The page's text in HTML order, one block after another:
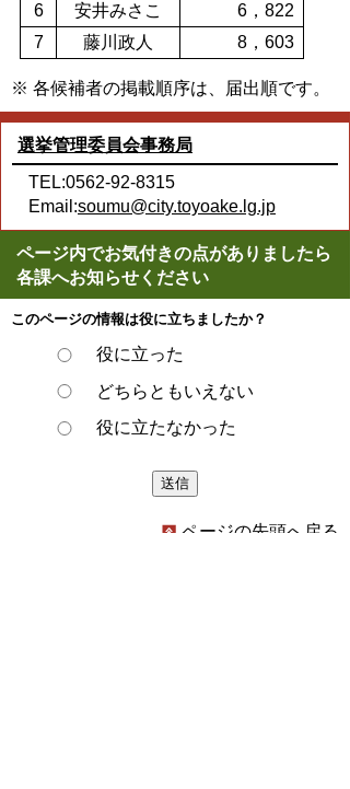
6
安井みさこ
6，822
7
藤川政人 8，603
※ 各候補者の掲載順序は、届出順です。
選挙管理委員会事務局
TEL:0562-92-8315
Email:soumu@city.toyoake.lg.jp
ページ内でお気付きの点がありましたら
各課へお知らせください
このページの情報は役に立ちましたか？
役に立った
どちらともいえない
役に立たなかった
ページの先頭へ戻る